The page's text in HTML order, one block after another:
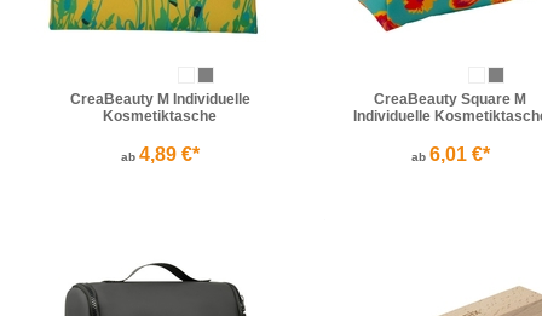
CreaBeauty M Individuelle
Kosmetiktasche
ab 4,89 €*
CreaBeauty Square M
Individuelle
ab 6,01 €*